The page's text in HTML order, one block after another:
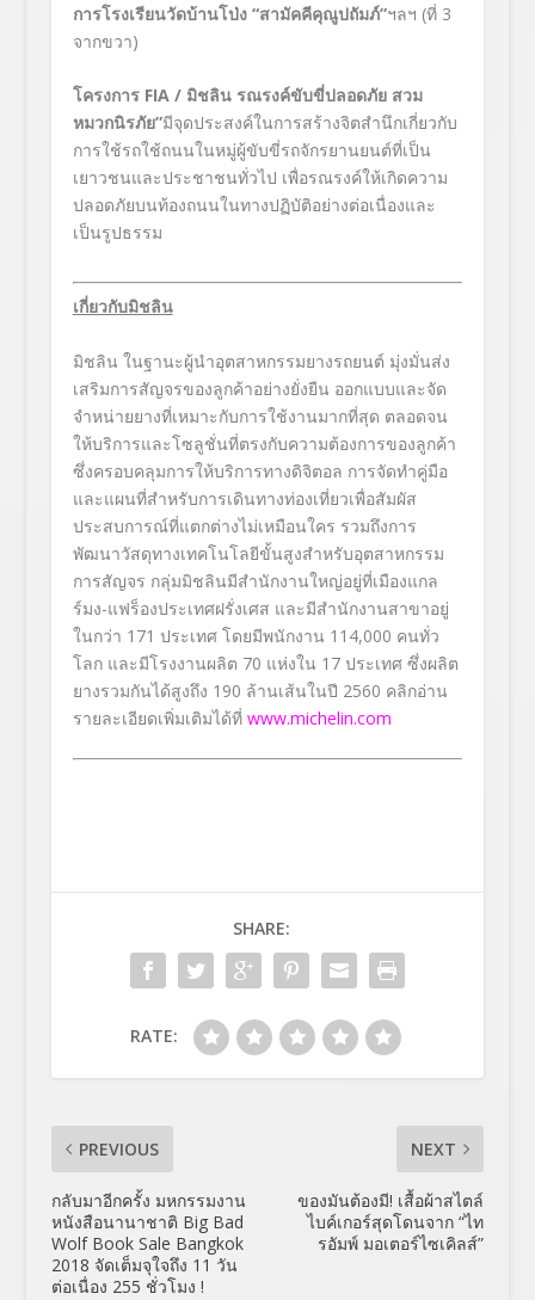
การโรงเรียนวัดบ้านโป่ง “สามัคคีคุณูปถัมภ์”ฯลฯ (ที่ 3
จากขวา)
โครงการ FIA / มิชลิน รณรงค์ขับขี่ปลอดภัย สวม
หมวกนิรภัย”มีจุดประสงค์ในการสร้างจิตสำนึกเกี่ยวกับ
การใช้รถใช้ถนนในหมู่ผู้ขับขี่รถจักรยานยนต์ที่เป็น
เยาวชนและประชาชนทั่วไป เพื่อรณรงค์ให้เกิดความ
ปลอดภัยบนท้องถนนในทางปฏิบัติอย่างต่อเนื่องและ
เป็นรูปธรรม
เกี่ยวกับมิชลิน
มิชลิน ในฐานะผู้นำอุตสาหกรรมยางรถยนต์ มุ่งมั่นส่ง
เสริมการสัญจรของลูกค้าอย่างยั่งยืน ออกแบบและจัด
จำหน่ายยางที่เหมาะกับการใช้งานมากที่สุด ตลอดจน
ให้บริการและโซลูชั่นที่ตรงกับความต้องการของลูกค้า
ซึ่งครอบคลุมการให้บริการทางดิจิตอล การจัดทำคู่มือ
และแผนที่สำหรับการเดินทางท่องเที่ยวเพื่อสัมผัส
ประสบการณ์ที่แตกต่างไม่เหมือนใคร รวมถึงการ
พัฒนาวัสดุทางเทคโนโลยีขั้นสูงสำหรับอุตสาหกรรม
การสัญจร กลุ่มมิชลินมีสำนักงานใหญ่อยู่ที่เมืองแกล
ร์มง-แฟร็องประเทศฝรั่งเศส และมีสำนักงานสาขาอยู่
ในกว่า 171 ประเทศ โดยมีพนักงาน 114,000 คนทั่ว
โลก และมีโรงงานผลิต 70 แห่งใน 17 ประเทศ ซึ่งผลิต
ยางรวมกันได้สูงถึง 190 ล้านเส้นในปี 2560 คลิกอ่าน
รายละเอียดเพิ่มเติมได้ที่ www.michelin.com
SHARE:
RATE:
PREVIOUS
กลับมาอีกครั้ง มหกรรมงาน
หนังสือนานาชาติ Big Bad
Wolf Book Sale Bangkok
2018 จัดเต็มจุใจถึง 11 วัน
ต่อเนื่อง 255 ชั่วโมง !
NEXT
ของมันต้องมี! เสื้อผ้าสไตล์
ไบค์เกอร์สุดโดนจาก “ไท
รอัมพ์ มอเตอร์ไซเคิลส์”